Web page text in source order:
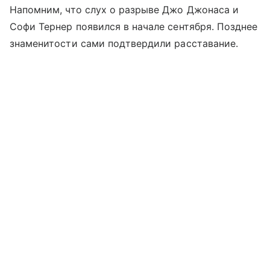
Напомним, что слух о разрыве Джо Джонаса и
Софи Тернер появился в начале сентября. Позднее
знаменитости сами подтвердили расставание.